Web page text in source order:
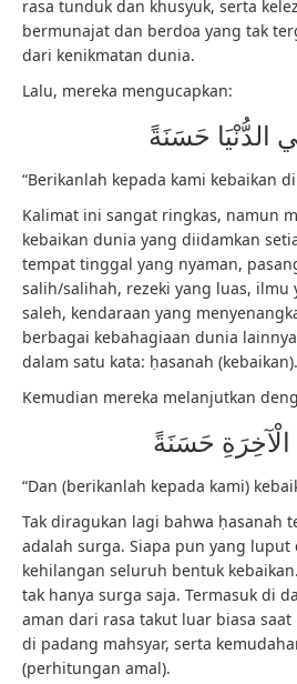
rasa tunduk dan khusyuk, serta
bermunajat dan berdoa yang tak
dari kenikmatan dunia.
Lalu, mereka mengucapkan:
الدُّنْيَا حَسَنَةً
“Berikanlah kepada kami kebaikan
Kalimat ini sangat ringkas, namun
kebaikan dunia yang diidamkan
tempat tinggal yang nyaman,
salih/salihah, rezeki yang luas, ilmu
saleh, kendaraan yang
berbagai kebahagiaan dunia
dalam satu kata: ḥasanah (kebaikan).
Kemudian mereka melanjutkan
حَسَنَةً
“Dan (berikanlah kepada kami)
Tak diragukan lagi bahwa ḥasanah
adalah surga. Siapa pun yang
kehilangan seluruh bentuk
tak hanya surga saja. Termasuk di
aman dari rasa takut luar biasa
di padang mahsyar, serta
(perhitungan amal).